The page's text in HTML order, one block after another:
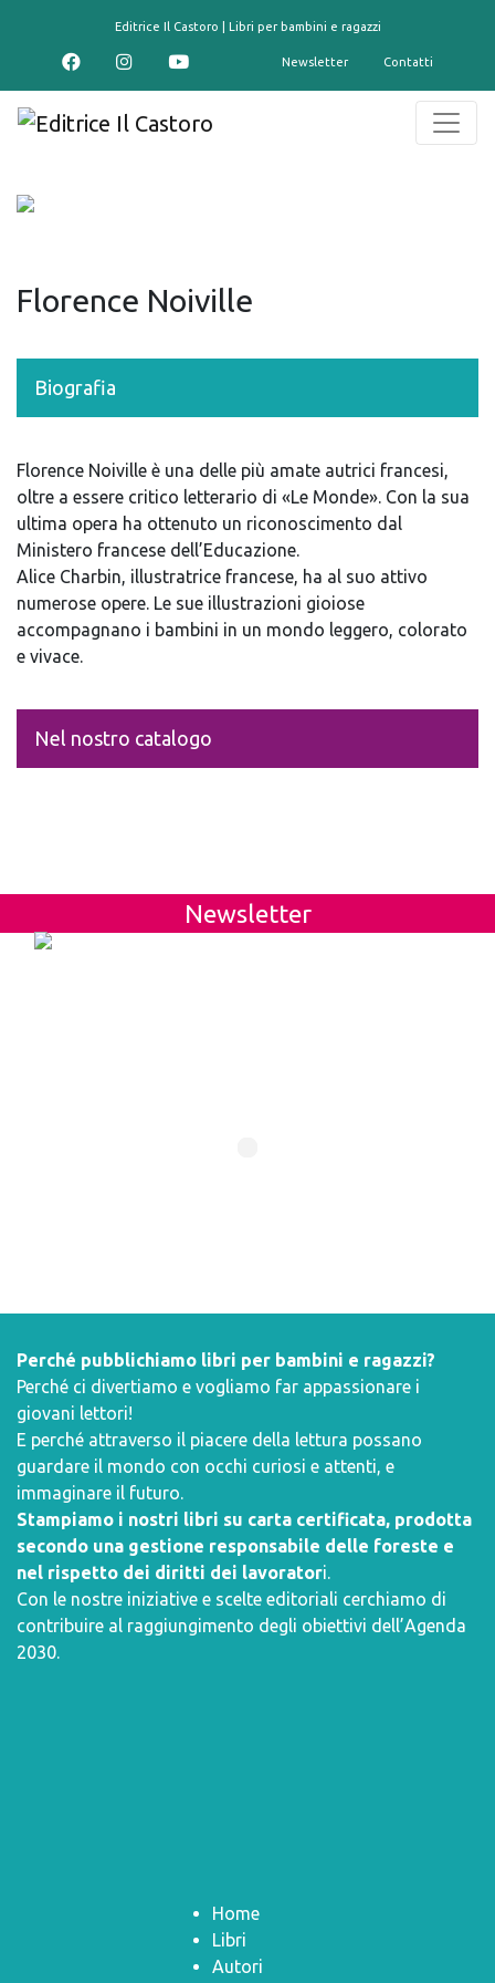
Editrice Il Castoro | Libri per bambini e ragazzi
Newsletter Contatti
Florence Noiville
Biografia
Florence Noiville è una delle più amate autrici francesi,
oltre a essere critico letterario di «Le Monde». Con la sua
ultima opera ha ottenuto un riconoscimento dal
Ministero francese dell’Educazione.
Alice Charbin, illustratrice francese, ha al suo attivo
numerose opere. Le sue illustrazioni gioiose
accompagnano i bambini in un mondo leggero, colorato
e vivace.
Nel nostro catalogo
Newsletter
Perché pubblichiamo libri per bambini e ragazzi?
Perché ci divertiamo e vogliamo far appassionare i
giovani lettori!
E perché attraverso il piacere della lettura possano
guardare il mondo con occhi curiosi e attenti, e
immaginare il futuro.
Stampiamo i nostri libri su carta certificata, prodotta
secondo una gestione responsabile delle foreste e
nel rispetto dei diritti dei lavoratori.
Con le nostre iniziative e scelte editoriali cerchiamo di
contribuire al raggiungimento degli obiettivi dell’Agenda
2030.
Home
Libri
Autori